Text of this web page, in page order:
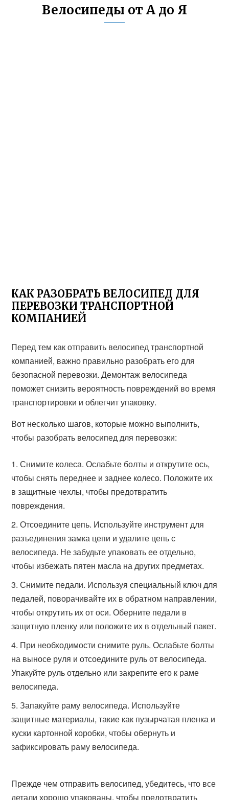
Велосипеды от А до Я
КАК РАЗОБРАТЬ ВЕЛОСИПЕД ДЛЯ
ПЕРЕВОЗКИ ТРАНСПОРТНОЙ
КОМПАНИЕЙ
Перед тем как отправить велосипед транспортной
компанией, важно правильно разобрать его для
безопасной перевозки. Демонтаж велосипеда
поможет снизить вероятность повреждений во время
транспортировки и облегчит упаковку.
Вот несколько шагов, которые можно выполнить,
чтобы разобрать велосипед для перевозки:
Снимите колеса. Ослабьте болты и открутите ось,
чтобы снять переднее и заднее колесо. Положите их
в защитные чехлы, чтобы предотвратить
повреждения.
Отсоедините цепь. Используйте инструмент для
разъединения замка цепи и удалите цепь с
велосипеда. Не забудьте упаковать ее отдельно,
чтобы избежать пятен масла на других предметах.
Снимите педали. Используя специальный ключ для
педалей, поворачивайте их в обратном направлении,
чтобы открутить их от оси. Оберните педали в
защитную пленку или положите их в отдельный пакет.
При необходимости снимите руль. Ослабьте болты
на выносе руля и отсоедините руль от велосипеда.
Упакуйте руль отдельно или закрепите его к раме
велосипеда.
Запакуйте раму велосипеда. Используйте
защитные материалы, такие как пузырчатая пленка и
куски картонной коробки, чтобы обернуть и
зафиксировать раму велосипеда.
Прежде чем отправить велосипед, убедитесь, что все
детали хорошо упакованы, чтобы предотвратить